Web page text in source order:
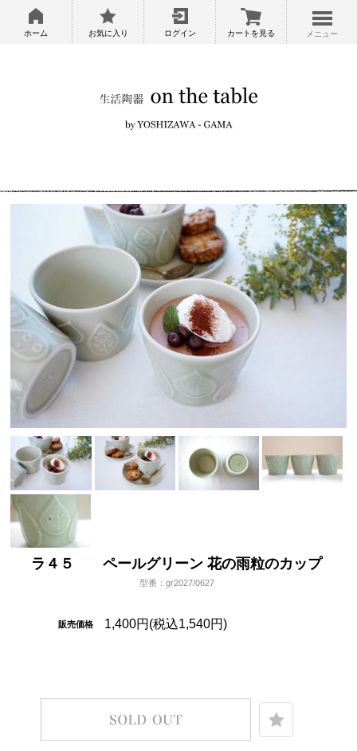
ホーム お気に入り ログイン カートを見る メニュー
ラ４５ ペールグリーン 花の雨粒のカップ
型番：gr2027/0627
販売価格 1,400円(税込1,540円)